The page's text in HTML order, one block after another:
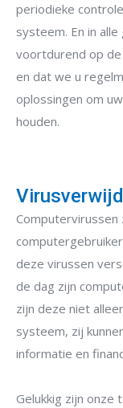
periodieke
systeem. En in
voortdurend op
en dat we u
oplossingen om
houden.
deze virussen
de dag zijn
zijn deze niet
systeem, zij
informatie en
Gelukkig zijn onze